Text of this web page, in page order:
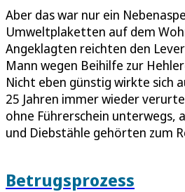
Aber das war nur ein
Umweltplaketten auf dem
Angeklagten reichten den
Mann wegen Beihilfe zur
Nicht eben günstig wirkte sich
25 Jahren immer wieder
ohne Führerschein unterwegs,
und Diebstähle gehörten zum
Betrugsprozess